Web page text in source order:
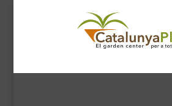
SÍGUENOS EN: